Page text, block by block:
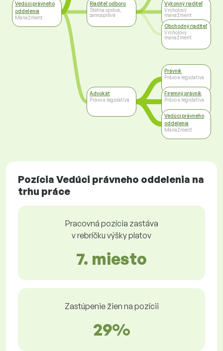
Vedúci právneho
oddelenia
Manažment
Riaditeľ odboru
Štátna správa,
samospráva
Advokát
Právo a legislatíva
Výkonný riaditeľ
Vrcholový
manažment
Obchodný riaditeľ
Vrcholový
manažment
Právnik
Právo a legislatíva
Firemný právnik
Právo a legislatíva
Vedúci právneho
oddelenia
Manažment
Pozícia Vedúci právneho oddelenia na
trhu práce
Pracovná pozícia zastáva
v rebríčku výšky platov
7. miesto
Zastúpenie žien na pozícii
29%